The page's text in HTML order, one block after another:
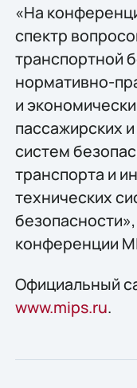
«На
спектр
транспортной
нормативно-
и
пассажирских
систем
транспорта и
технических
конференции
Официальный
www.mips.ru.